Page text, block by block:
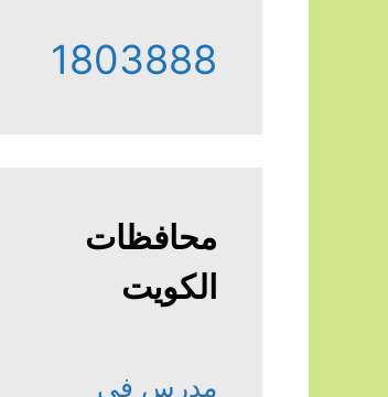
1803888
محافظات
الكويت
مدرس في